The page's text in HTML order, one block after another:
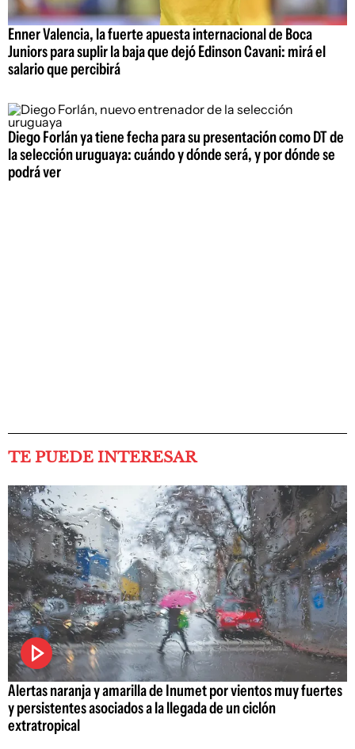
Enner Valencia, la fuerte apuesta internacional de Boca
Juniors para suplir la baja que dejó Edinson Cavani: mirá el
salario que percibirá
Diego Forlán ya tiene fecha para su presentación como DT de
la selección uruguaya: cuándo y dónde será, y por dónde se
podrá ver
TE PUEDE INTERESAR
Alertas naranja y amarilla de Inumet por vientos muy fuertes
y persistentes asociados a la llegada de un ciclón
extratropical